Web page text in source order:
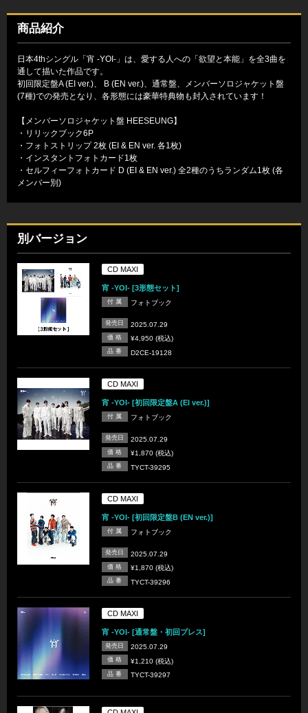
商品紹介
日本4thシングル「宵 -YOI-」は、愛する人への「欲望と本能」を全3曲を
通して描いた作品です。
初回限定盤A (EI ver.)、 B (EN ver.)、通常盤、メンバーソロジャケット盤
(7種)での発売となり、各形態には豪華特典物も封入されています！
【メンバーソロジャケット盤 HEESEUNG】
・リリックブック6P
・フォトストリップ 2枚 (EI & EN ver. 各1枚)
・インスタントフォトカード1枚
・セルフィーフォトカード D (EI & EN ver.) 全2種のうちランダム1枚 (各
メンバー別)
別バージョン
CD MAXI
宵 -YOI- [3形態セット]
付 属 フォトブック
発売日 2025.07.29
価 格 ¥4,950 (税込)
品 番 D2CE-19128
CD MAXI
宵 -YOI- [初回限定盤A (EI ver.)]
付 属 フォトブック
発売日 2025.07.29
価 格 ¥1,870 (税込)
品 番 TYCT-39295
CD MAXI
宵 -YOI- [初回限定盤B (EN ver.)]
付 属 フォトブック
発売日 2025.07.29
価 格 ¥1,870 (税込)
品 番 TYCT-39296
CD MAXI
宵 -YOI- [通常盤・初回プレス]
発売日 2025.07.29
価 格 ¥1,210 (税込)
品 番 TYCT-39297